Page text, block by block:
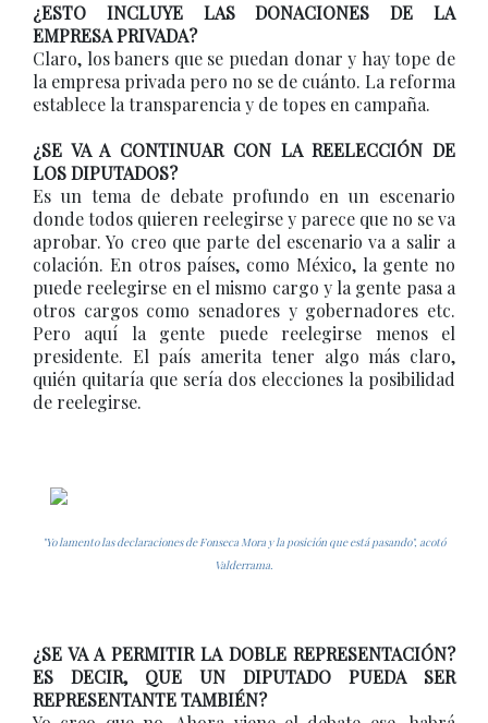
¿ESTO INCLUYE LAS DONACIONES DE LA
EMPRESA PRIVADA?
Claro, los baners que se puedan donar y hay tope de
la empresa privada pero no se de cuánto. La reforma
establece la transparencia y de topes en campaña.
¿SE VA A CONTINUAR CON LA REELECCIÓN DE
LOS DIPUTADOS?
Es un tema de debate profundo en un escenario
donde todos quieren reelegirse y parece que no se va
aprobar. Yo creo que parte del escenario va a salir a
colación. En otros países, como México, la gente no
puede reelegirse en el mismo cargo y la gente pasa a
otros cargos como senadores y gobernadores etc.
Pero aquí la gente puede reelegirse menos el
presidente. El país amerita tener algo más claro,
quién quitaría que sería dos elecciones la posibilidad
de reelegirse.
"Yo lamento las declaraciones de Fonseca Mora y la posición que está pasando", acotó
Valderrama.
¿SE VA A PERMITIR LA DOBLE REPRESENTACIÓN?
ES DECIR, QUE UN DIPUTADO PUEDA SER
REPRESENTANTE TAMBIÉN?